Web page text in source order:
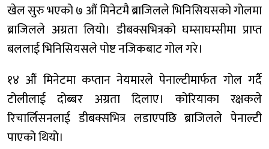
खेल सुरु भएको ७ औं मिनेटमै ब्राजिलले भिनिसियसको गोलमा
ब्राजिलले अग्रता लियो। डीबक्सभित्रको घम्साघम्सीमा प्राप्त
बललाई भिनिसियसले पोष्ट नजिकबाट गोल गरे।
१४ औं मिनेटमा कप्तान नेयमारले पेनाल्टीमार्फत गोल गर्दै
टोलीलाई दोब्बर अग्रता दिलाए। कोरियाका रक्षकले
रिचार्लिसनलाई डीबक्सभित्र लडाएपछि ब्राजिलले पेनाल्टी
पाएको थियो।